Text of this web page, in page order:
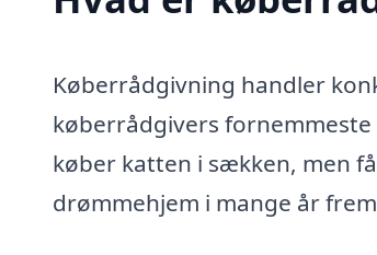
Køberrådgivning handler
køberrådgivers
køber katten i sækken, men
drømmehjem i mange år